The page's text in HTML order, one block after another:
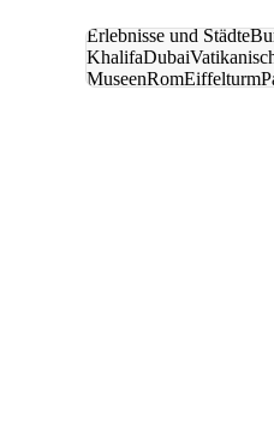
Erlebnisse und Städte
KhalifaDubai
MuseenRomEiffelturm